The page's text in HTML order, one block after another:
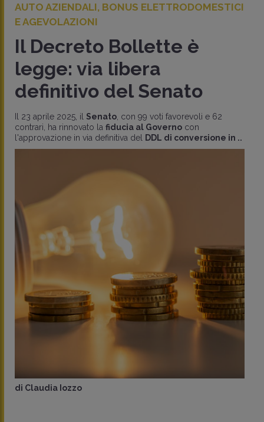
AUTO AZIENDALI, BONUS ELETTRODOMESTICI
E AGEVOLAZIONI
Il Decreto Bollette è
legge: via libera
definitivo del Senato
Il 23 aprile 2025, il Senato , con 99 voti favorevoli e 62
contrari, ha rinnovato la fiducia al Governo con
l'approvazione in via definitiva del DDL di conversione in ..
di Claudia Iozzo